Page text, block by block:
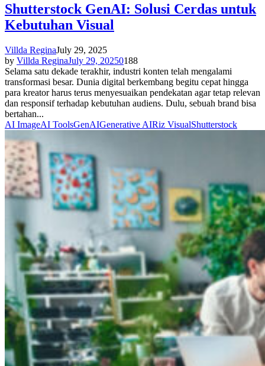
Shutterstock GenAI: Solusi Cerdas untuk
Kebutuhan Visual
Villda ReginaJuly 29, 2025
by Villda ReginaJuly 29, 20250188
Selama satu dekade terakhir, industri konten telah mengalami
transformasi besar. Dunia digital berkembang begitu cepat hingga
para kreator harus terus menyesuaikan pendekatan agar tetap relevan
dan responsif terhadap kebutuhan audiens. Dulu, sebuah brand bisa
bertahan...
AI ImageAI ToolsGenAIGenerative AIRiz VisualShutterstock